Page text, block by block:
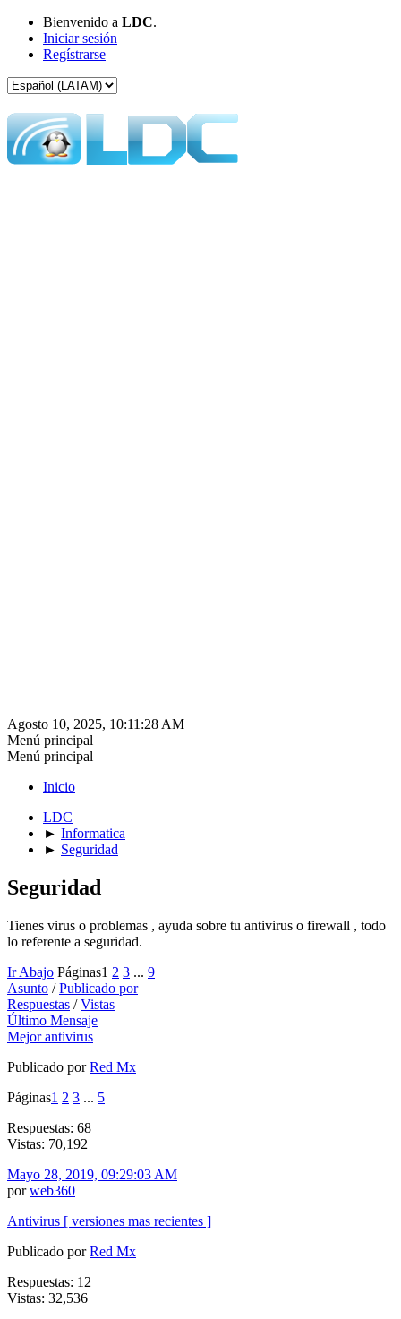
Bienvenido a LDC.
Iniciar sesión
Regístrarse
Agosto 10, 2025, 10:11:28 AM
Menú principal
Menú principal
Inicio
LDC
► Informatica
► Seguridad
Seguridad
Tienes virus o problemas , ayuda sobre tu antivirus o firewall , todo
lo referente a seguridad.
Ir Abajo Páginas1 2 3 ... 9
Asunto /Publicado por
Respuestas /Vistas
Último Mensaje
Mejor antivirus
Publicado porRed Mx
Páginas1 2 3 ... 5
Respuestas: 68
Vistas: 70,192
Mayo 28, 2019, 09:29:03 AM
porweb360
Antivirus [ versiones mas recientes ]
Publicado porRed Mx
Respuestas: 12
Vistas: 32,536